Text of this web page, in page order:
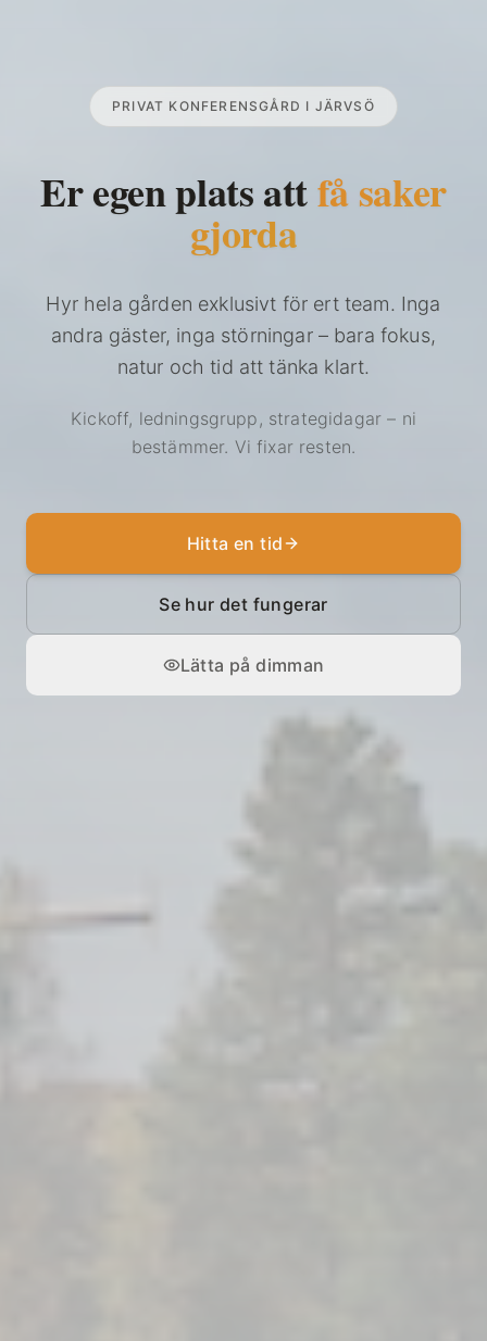
PRIVAT KONFERENSGÅRD I JÄRVSÖ
Er egen plats attfå saker
gjorda
Hyr hela gården exklusivt för ert team. Inga
andra gäster, inga störningar – bara fokus,
natur och tid att tänka klart.
Kickoff, ledningsgrupp, strategidagar – ni
bestämmer. Vi fixar resten.
Hitta en tid
Se hur det fungerar
Lätta på dimman